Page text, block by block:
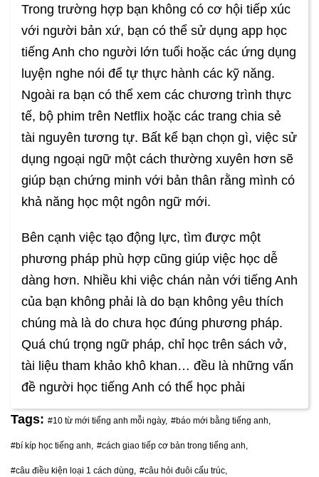
Trong trường hợp bạn không có cơ hội tiếp xúc
với người bản xứ, bạn có thể sử dụng app học
tiếng Anh cho người lớn tuổi hoặc các ứng dụng
luyện nghe nói để tự thực hành các kỹ năng.
Ngoài ra bạn có thể xem các chương trình thực
tế, bộ phim trên Netflix hoặc các trang chia sẻ
tài nguyên tương tự. Bất kể bạn chọn gì, việc sử
dụng ngoại ngữ một cách thường xuyên hơn sẽ
giúp bạn chứng minh với bản thân rằng mình có
khả năng học một ngôn ngữ mới.
Bên cạnh việc tạo động lực, tìm được một
phương pháp phù hợp cũng giúp việc học dễ
dàng hơn. Nhiều khi việc chán nản với tiếng Anh
của bạn không phải là do bạn không yêu thích
chúng mà là do chưa học đúng phương pháp.
Quá chú trọng ngữ pháp, chỉ học trên sách vở,
tài liệu tham khảo khô khan… đều là những vấn
đề người học tiếng Anh có thể học phải
Tags: #10 từ mới tiếng anh mỗi ngày, #báo mới bằng tiếng anh,
#bí kíp học tiếng anh, #cách giao tiếp cơ bản trong tiếng anh,
#câu điều kiện loại 1 cách dùng, #câu hỏi đuôi cấu trúc,